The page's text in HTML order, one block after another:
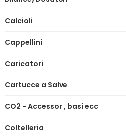
Calcioli
Cappellini
Caricatori
Cartucce a Salve
CO2 - Accessori, basi ecc
Coltelleria